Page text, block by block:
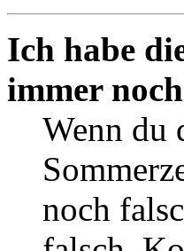
Ich habe
immer
Wenn du
noch